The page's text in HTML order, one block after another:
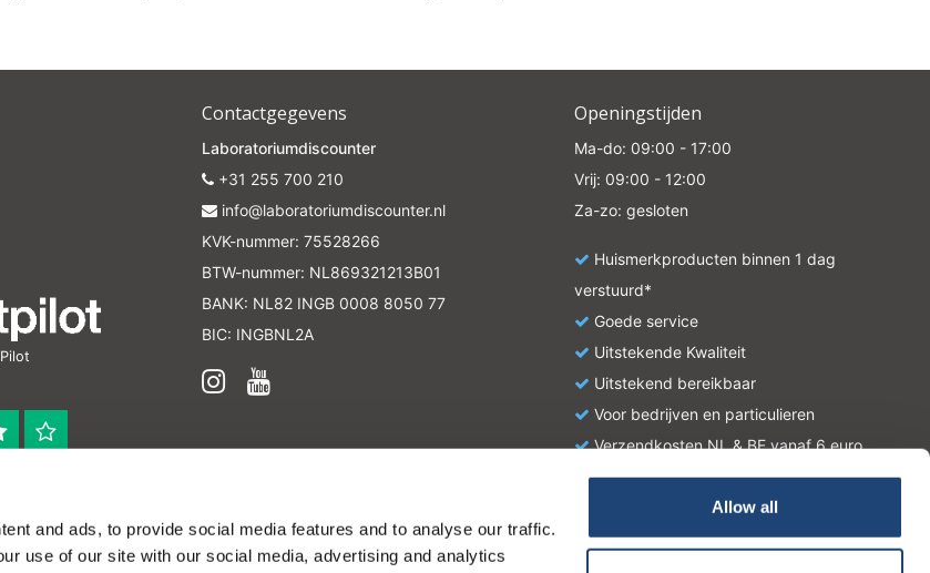
and ads, to provide social media features and to analyse our traffic.
use of our site with our social media, advertising and analytics
Allow all
Contactgegevens
Laboratoriumdiscounter
+31 255 700 210
info@laboratoriumdiscounter.nl
KVK-nummer: 75528266
BTW-nummer: NL869321213B01
BANK: NL82 INGB 0008 8050 77
BIC: INGBNL2A
Openingstijden
Ma-do: 09:00 - 17:00
Vrij: 09:00 - 12:00
Za-zo: gesloten
Huismerkproducten binnen 1 dag
verstuurd*
Goede service
Uitstekende Kwaliteit
Uitstekend bereikbaar
Voor bedrijven en particulieren
Verzendkosten NL & BE vanaf 6 euro
worden en zijn enkel ter educatie en/of informatie en zijn geen handleiding of omschrijving hoe u het